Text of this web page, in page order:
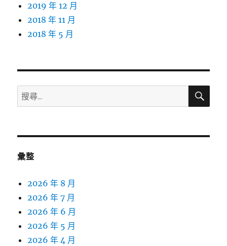
2019 年 12 月
2018 年 11 月
2018 年 5 月
搜
尋
鍵
搜
彙整
2026 年 8 月
2026 年 7 月
2026 年 6 月
2026 年 5 月
2026 年 4 月